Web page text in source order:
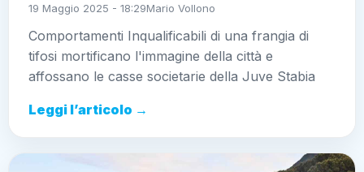
19 Maggio 2025 - 18:29Mario Vollono
Comportamenti Inqualificabili di una frangia di
tifosi mortificano l'immagine della città e
affossano le casse societarie della Juve Stabia
Leggi l’articolo →